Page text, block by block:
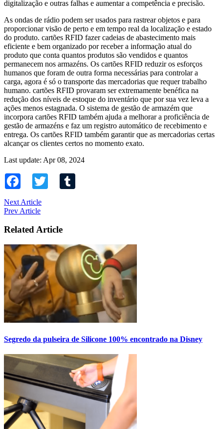
digitalização e outras falhas e aumentar a competência e precisão.
As ondas de rádio podem ser usados ​​para rastrear objetos e para
proporcionar visão de perto e em tempo real da localização e estado
do produto. cartões RFID fazer cadeias de abastecimento mais
eficiente e bem organizado por receber a informação atual do
produto que conta quantos produtos são vendidos e quantos
permanecem nos armazéns. Os cartões RFID reduzir os esforços
humanos que foram de outra forma necessárias para controlar a
carga, agora é só o transporte das mercadorias que requer trabalho
humano. cartões RFID provaram ser extremamente benéfica na
redução dos níveis de estoque do inventário que por sua vez leva a
ações menos estagnada. O sistema de gestão de armazém que
incorpora cartões RFID também ajuda a melhorar a proficiência de
gestão de armazéns e faz um registro automático de recebimento e
entrega. Os cartões RFID também garantir que as mercadorias certas
alcançar os clientes certos no momento exato.
Last update: Apr 08, 2024
Facebook Twitter
Next Article
Prev Article
Related Article
Segredo da pulseira de Silicone 100% encontrado na Disney